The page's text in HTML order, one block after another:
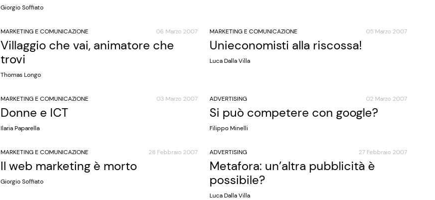
Giorgio Soffiato
MARKETING E COMUNICAZIONE 06 Marzo 2007
Villaggio che vai, animatore che
trovi
Thomas Longo
MARKETING E COMUNICAZIONE 05 Marzo 2007
Unieconomisti alla riscossa!
Luca Dalla Villa
MARKETING E COMUNICAZIONE 03 Marzo 2007
Donne e ICT
Ilaria Paparella
ADVERTISING 02 Marzo 2007
Si può competere con google?
Filippo Minelli
MARKETING E COMUNICAZIONE 28 Febbraio 2007
Il web marketing è morto
Giorgio Soffiato
ADVERTISING 27 Febbraio 2007
Metafora: un’altra pubblicità è
possibile?
Luca Dalla Villa